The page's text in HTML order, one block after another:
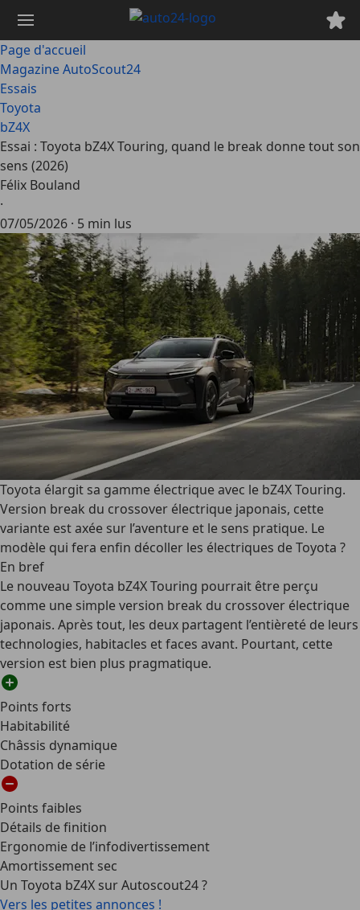
contenu
principal
Page d'accueil
Magazine AutoScout24
Essais
Toyota
bZ4X
Essai : Toyota bZ4X Touring, quand le break donne tout son
sens (2026)
Félix Bouland
·
07/05/2026 · 5 min lus
Toyota élargit sa gamme électrique avec le bZ4X Touring.
Version break du crossover électrique japonais, cette
variante est axée sur l’aventure et le sens pratique. Le
modèle qui fera enfin décoller les électriques de Toyota ?
En bref
Le nouveau Toyota bZ4X Touring pourrait être perçu
comme une simple version break du crossover électrique
japonais. Après tout, les deux partagent l’entièreté de leurs
technologies, habitacles et faces avant. Pourtant, cette
version est bien plus pragmatique.
Points forts
Habitabilité
Châssis dynamique
Dotation de série
Points faibles
Détails de finition
Ergonomie de l’infodivertissement
Amortissement sec
Un Toyota bZ4X sur Autoscout24 ?
Vers les petites annonces !